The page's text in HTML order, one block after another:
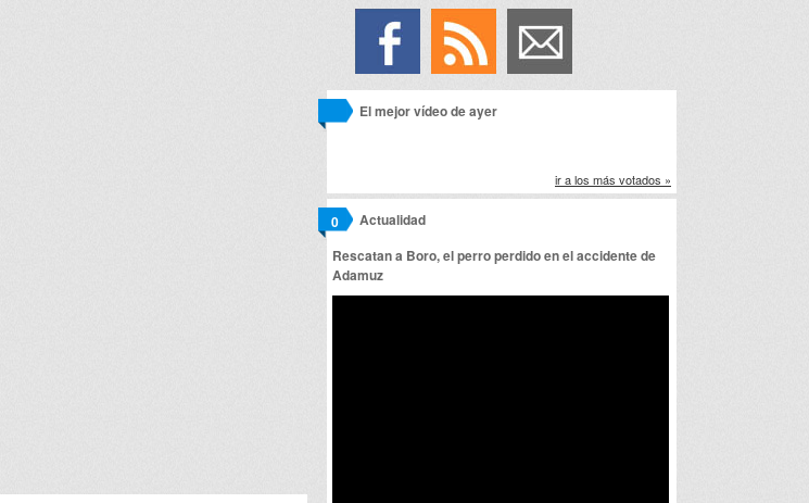
El mejor vídeo de ayer
ir a los más votados »
Actualidad
0
Rescatan a Boro, el perro perdido en el accidente de
Adamuz